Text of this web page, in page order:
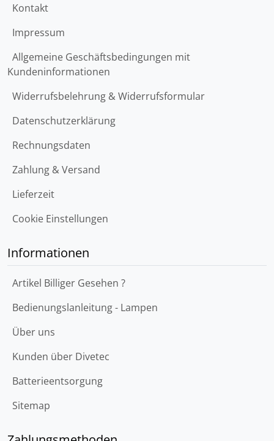
Kontakt
Impressum
Allgemeine Geschäftsbedingungen mit
Kundeninformationen
Widerrufsbelehrung & Widerrufsformular
Datenschutzerklärung
Rechnungsdaten
Zahlung & Versand
Lieferzeit
Cookie Einstellungen
Informationen
Artikel Billiger Gesehen ?
Bedienungslanleitung - Lampen
Über uns
Kunden über Divetec
Batterieentsorgung
Sitemap